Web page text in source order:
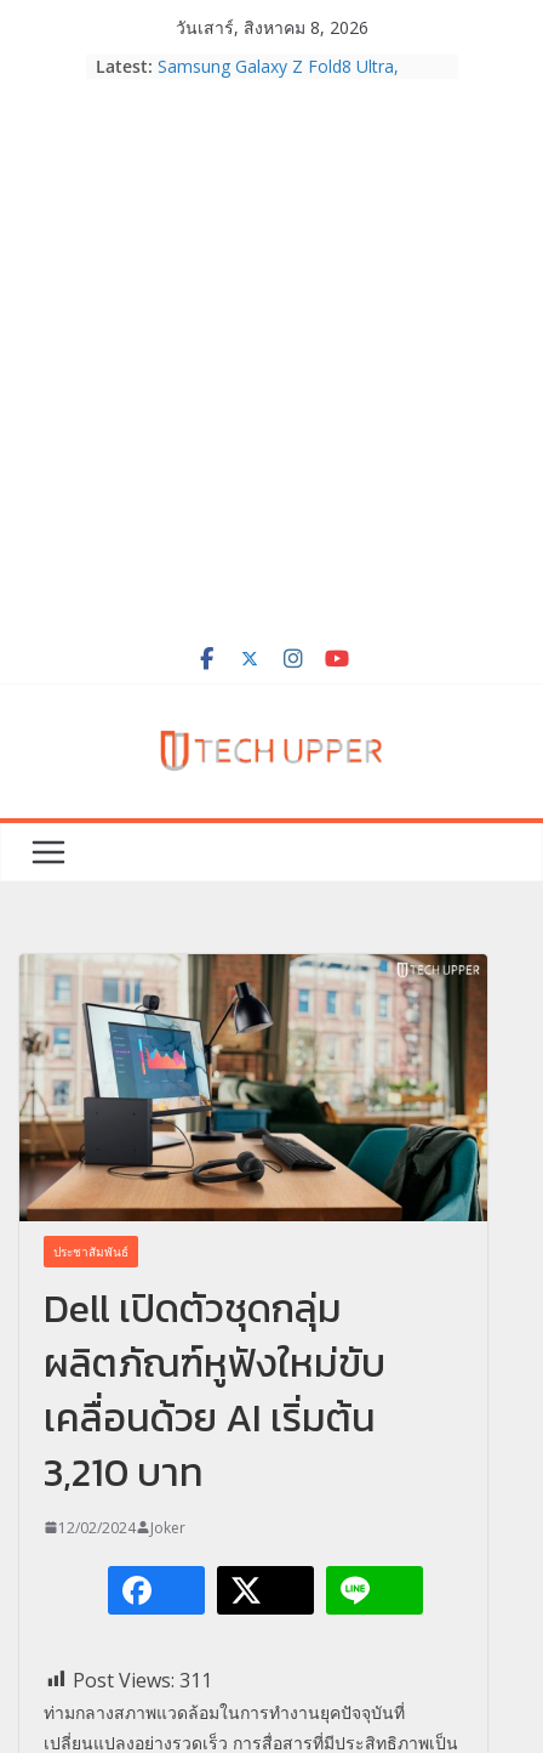
วันเสาร์, สิงหาคม 8, 2026
Latest: Samsung Galaxy Z Fold8 Ultra,
ประชาสัมพันธ์
Dell เปิดตัวชุดกลุ่ม
ผลิตภัณฑ์หูฟังใหม่ขับ
เคลื่อนด้วย AI เริ่มต้น
3,210 บาท
12/02/2024 Joker
Post Views: 311
ท่ามกลางสภาพแวดล้อมในการทำงานยุคปัจจุบันที่
เปลี่ยนแปลงอย่างรวดเร็ว การสื่อสารที่มีประสิทธิภาพเป็น